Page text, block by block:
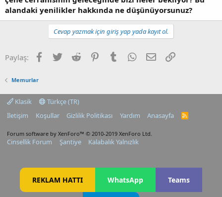
alandaki yenilikler hakkında ne düşünüyorsunuz?
Cevap yazmak için giriş yap yada kayıt ol.
Paylaş: Facebook
TwitterReddit PinterestTumblrWhatsApp
E-postaLink
Memurlar
Klasik
Türkçe (TR)
İletişim
Koşullar Gizlilik Politikası Yardım Anasayfa
R
Forum software by XenForo™ © 2010-2019 XenForo Ltd.
Cinsellik Forum Şantiye Kalabalık Yalnızlık
REKLAM HATTI WhatsApp Teams